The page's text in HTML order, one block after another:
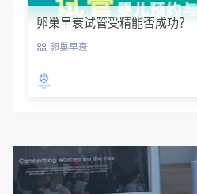
卵巢早衰试管受精能否成功？
卵巢早衰